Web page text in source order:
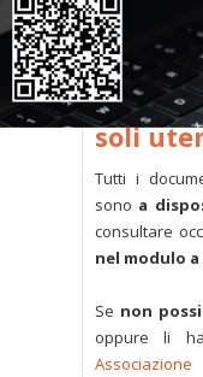
soli
Tutti i
sono a
consultare
nel modulo
Se non
oppure li